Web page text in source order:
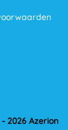
2026 Azerion